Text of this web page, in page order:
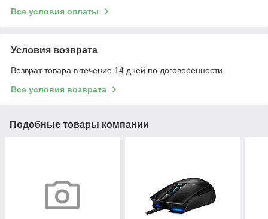
Все условия оплаты
Условия возврата
Возврат товара в течение 14 дней по договоренности
Все условия возврата
Подобные товары компании